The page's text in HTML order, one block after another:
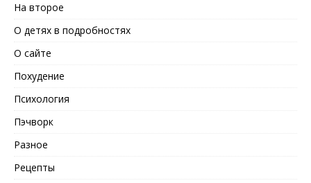
На второе
О детях в подробностях
О сайте
Похудение
Психология
Пэчворк
Разное
Рецепты